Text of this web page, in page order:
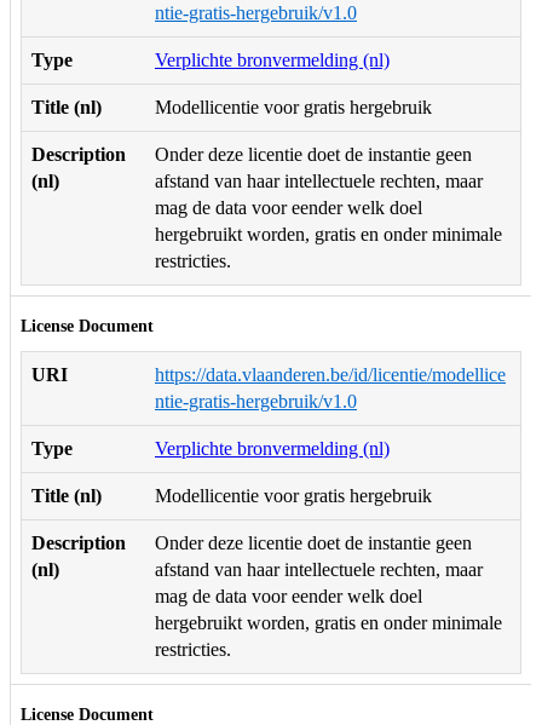
ntie-gratis-hergebruik/v1.0
Type Verplichte bronvermelding (nl)
Title (nl) Modellicentie voor gratis hergebruik
Description
(nl)
Onder deze licentie doet de instantie geen
afstand van haar intellectuele rechten, maar
mag de data voor eender welk doel
hergebruikt worden, gratis en onder minimale
restricties.
License Document
URI
https://data.vlaanderen.be/id/licentie/modellice
ntie-gratis-hergebruik/v1.0
Type Verplichte bronvermelding (nl)
Title (nl) Modellicentie voor gratis hergebruik
Description
(nl)
Onder deze licentie doet de instantie geen
afstand van haar intellectuele rechten, maar
mag de data voor eender welk doel
hergebruikt worden, gratis en onder minimale
restricties.
License Document